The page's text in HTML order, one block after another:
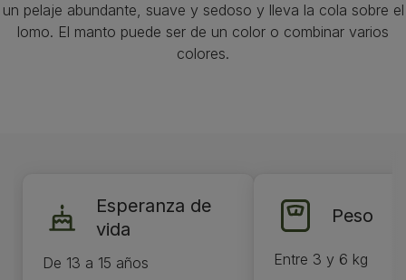
un pelaje abundante, suave y sedoso y lleva la cola sobre el
lomo. El manto puede ser de un color o combinar varios
colores.
Esperanza de
vida
De 13 a 15 años
Peso
Entre 3 y 6 kg